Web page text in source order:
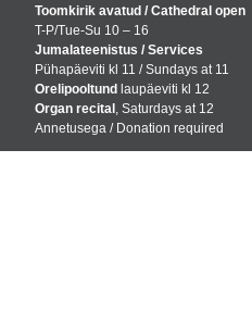
Toomkirik avatud / Cathedral open
T-P/Tue-Su 10 – 16
Jumalateenistus / Services
Pühapäeviti kl 11 / Sundays at 11
Orelipooltund laupäeviti kl 12
Organ recital , Saturdays at 12
Annetusega / Donation required